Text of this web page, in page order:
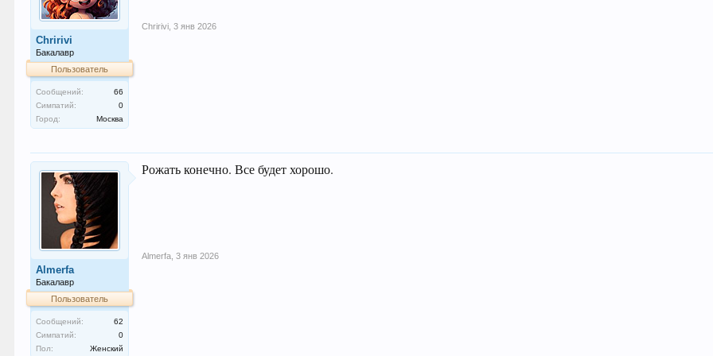
Chririvi
Бакалавр
Пользователь
Сообщений:
66
Симпатий:
0
Город:
Москва
Chririvi 3 янв 2026
Almerfa
Бакалавр
Пользователь
Сообщений:
62
Симпатий:
0
Пол:
Женский
Рожать конечно. Все будет хорошо.
Almerfa 3 янв 2026